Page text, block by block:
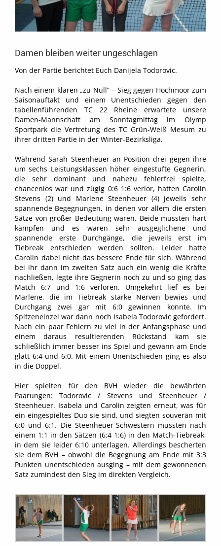
Damen bleiben weiter ungeschlagen
Von der Partie berichtet Euch Danijela Todorovic.
Nach einem klaren „zu Null“ – Sieg gegen Hochmoor zum
Saisonauftakt und einem Unentschieden gegen den
tabellenführenden TC 22 Rheine erwartete unsere
Damen-Mannschaft am Sonntagmittag im Olymp
Sportpark die Vertretung des TC Grün-Weiß Mesum zu
ihrer dritten Partie in der Winter-Bezirksliga.
Während Sarah Steenheuer an Position drei gegen ihre
um sechs Leistungsklassen höher eingestufte Gegnerin,
die sehr dominant und nahezu fehlerfrei spielte,
chancenlos war und zügig 0:6 1:6 verlor, hatten Carolin
Stevens (2) und Marlene Steenheuer (4) jeweils sehr
spannende Begegnungen, in denen vor allem die ersten
Sätze von großer Bedeutung waren. Beide mussten hart
kämpfen und es waren sehr ausgeglichene und
spannende erste Durchgänge, die jeweils erst im
Tiebreak entschieden werden sollten. Leider hatte
Carolin dabei nicht das bessere Ende für sich. Während
bei ihr dann im zweiten Satz auch ein wenig die Kräfte
nachließen, legte ihre Gegnerin noch zu und so ging das
Match 6:7 und 1:6 verloren. Umgekehrt lief es bei
Marlene, die im Tiebreak starke Nerven bewies und
Durchgang zwei gar mit 6:0 gewinnen konnte. Im
Spitzeneinzel war dann noch Isabela Todorovic gefordert.
Nach ein paar Fehlern zu viel in der Anfangsphase und
einem daraus resultierenden Rückstand kam sie
schließlich immer besser ins Spiel und gewann am Ende
glatt 6:4 und 6:0. Mit einem Unentschieden ging es also
in die Doppel.
Hier spielten für den BVH wieder die bewährten
Paarungen: Todorovic / Stevens und Steenheuer /
Steenheuer. Isabela und Carolin zeigten erneut, was für
ein eingespieltes Duo sie sind, und siegten souverän mit
6:0 und 6:1. Die Steenheuer-Schwestern mussten nach
einem 1:1 in den Sätzen (6:4 1:6) in den Match-Tiebreak,
in dem sie leider 6:10 unterlagen. Allerdings bescherten
sie dem BVH – obwohl die Begegnung am Ende mit 3:3
Punkten unentschieden ausging – mit dem gewonnenen
Satz zumindest den Sieg im direkten Vergleich.